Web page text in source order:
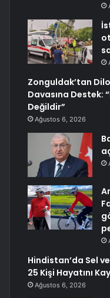
Zonguldak’tan
Davasına Destek:
Değildir”
Ağustos 6, 2026
Hindistan’da Sel
25 Kişi Hayatını
Ağustos 6, 2026